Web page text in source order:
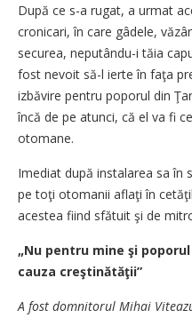
După ce s-a rugat, a urmat
cronicari, în care gâdele,
securea, neputându-i tăia
fost nevoit să-l ierte în faţa
izbăvire pentru poporul din
încă de pe atunci, că el va fi
otomane.
Imediat după instalarea sa în
pe toţi otomanii aflaţi în
acestea fiind sfătuit şi de
„Nu pentru mine şi
cauza creştinătăţii”
A fost domnitorul Mihai